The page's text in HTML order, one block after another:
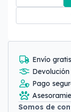
Envío gratis
Pago
Somos de